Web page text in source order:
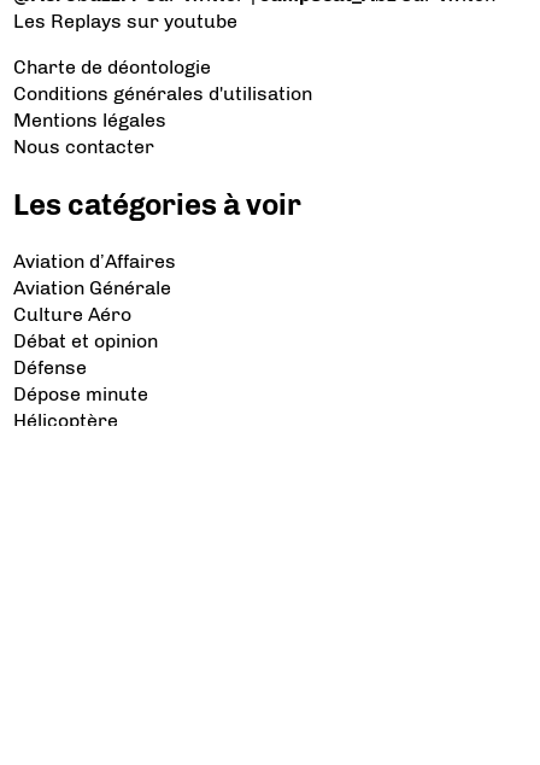
Les Replays sur youtube
Charte de déontologie
Conditions générales d'utilisation
Mentions légales
Nous contacter
Les catégories à voir
Aviation d’Affaires
Aviation Générale
Culture Aéro
Débat et opinion
Défense
Dépose minute
Hélicoptère